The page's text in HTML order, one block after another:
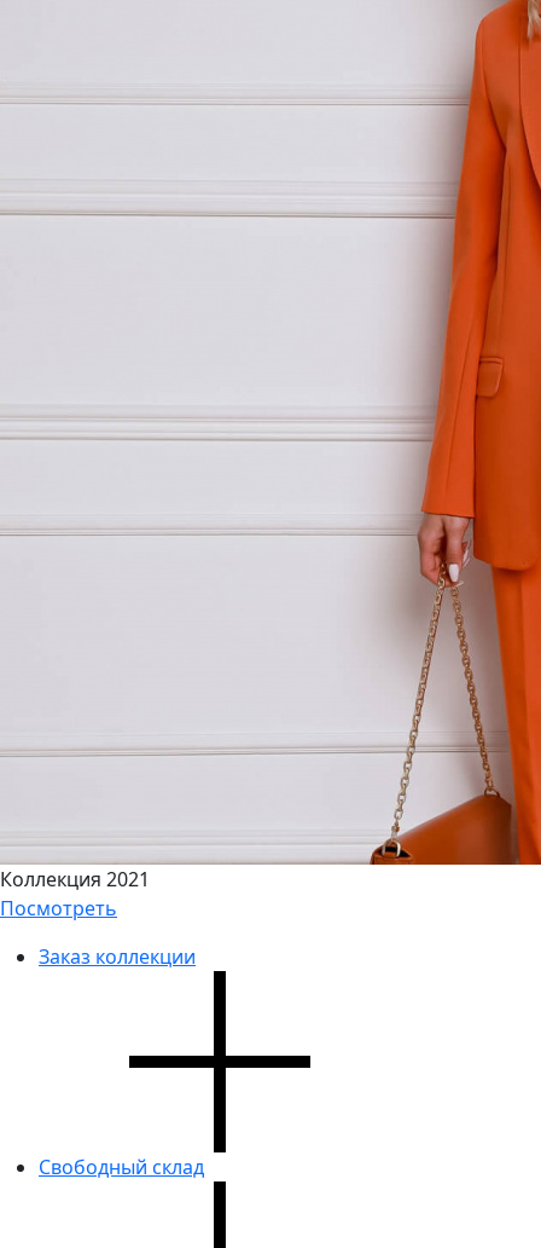
Коллекция 2021
Посмотреть
Заказ коллекции
Свободный склад